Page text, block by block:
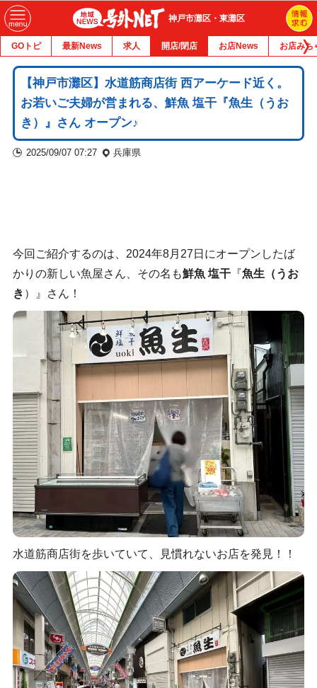
神戸市灘区・東灘区
GOトピ 最新News 求人 開店/閉店 お店News お店みち
【神戸市灘区】水道筋商店街 西アーケード近く。
お若いご夫婦が営まれる、鮮魚 塩干『魚生（うお
き）』さん オープン♪
2025/09/07 07:27 兵庫県
今回ご紹介するのは、2024年8月27日にオープンしたば
かりの新しい魚屋さん、その名も鮮魚 塩干『魚生（うお
き ）』さん！
水道筋商店街を歩いていて、見慣れないお店を発見！！